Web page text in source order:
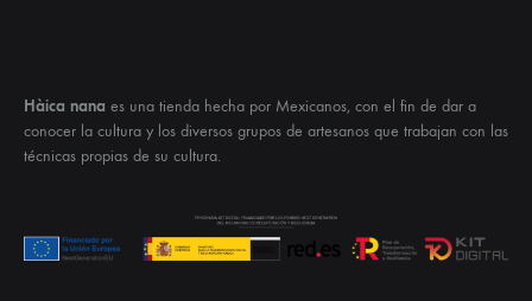
Hàica nana es una tienda hecha por Mexicanos, con el fin de dar a
conocer la cultura y los diversos grupos de artesanos que trabajan con las
técnicas propias de su cultura.